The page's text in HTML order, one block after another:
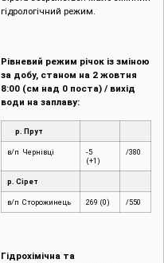
гідрологічний режим.
Рівневий режим річок із зміною
за добу, станом на 2 жовтня
8:00 (см над 0 поста) / вихід
води на заплаву:
р. Прут
в/п Чернівці
-5
(+1)
/380
р. Сірет
в/п Сторожинець 269 (0) /550
Гідрохімічна та